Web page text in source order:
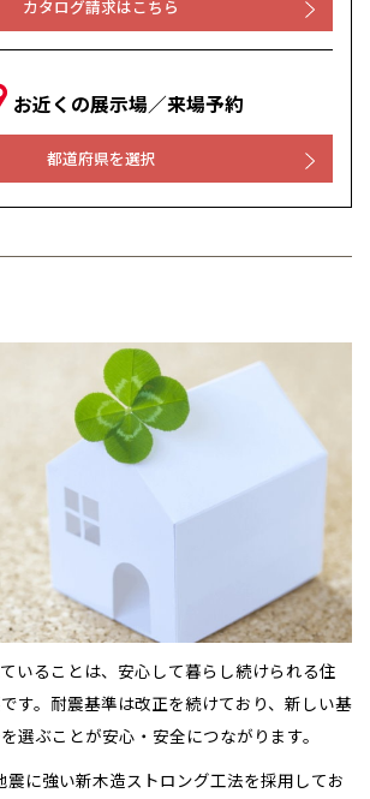
カタログ請求はこちら
お近くの展示場／来場予約
都道府県を選択
いることは、安心して暮らし続けられる住
す。耐震基準は改正を続けており、新しい基
選ぶことが安心・安全につながります。
震に強い新木造ストロング工法を採用してお